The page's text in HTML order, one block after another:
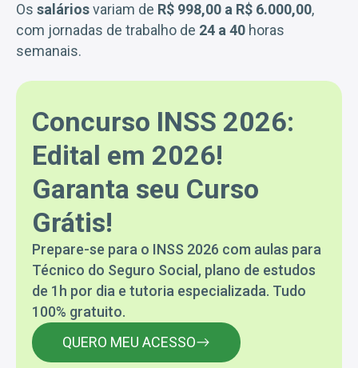
Os saláriosvariam de R$ 998,00 a R$ 6.000,00,
com jornadas de trabalho de 24 a 40 horas
semanais.
Concurso INSS 2026:
Edital em 2026!
Garanta seu Curso
Grátis!
Prepare-se para o INSS 2026 com aulas para
Técnico do Seguro Social, plano de estudos
de 1h por dia e tutoria especializada. Tudo
100% gratuito.
QUERO MEU ACESSO